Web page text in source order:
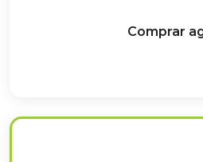
Comprar